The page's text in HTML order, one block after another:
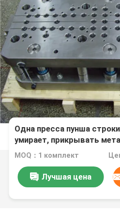
Одна пресса пунша
умирает, прикрывать
умирает для формировать
MOQ：1 комплект
Лучшая цена